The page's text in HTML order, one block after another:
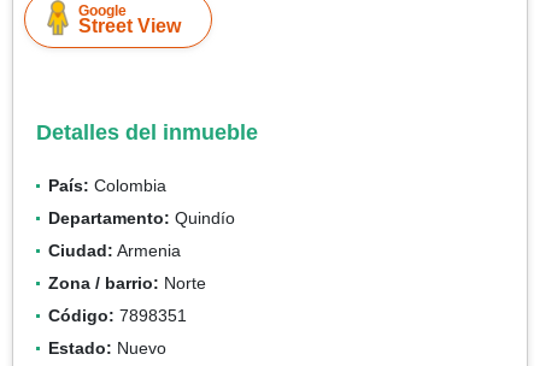
Google
Street View
Detalles del inmueble
País: Colombia
Departamento: Quindío
Ciudad: Armenia
Zona / barrio: Norte
Código: 7898351
Estado: Nuevo